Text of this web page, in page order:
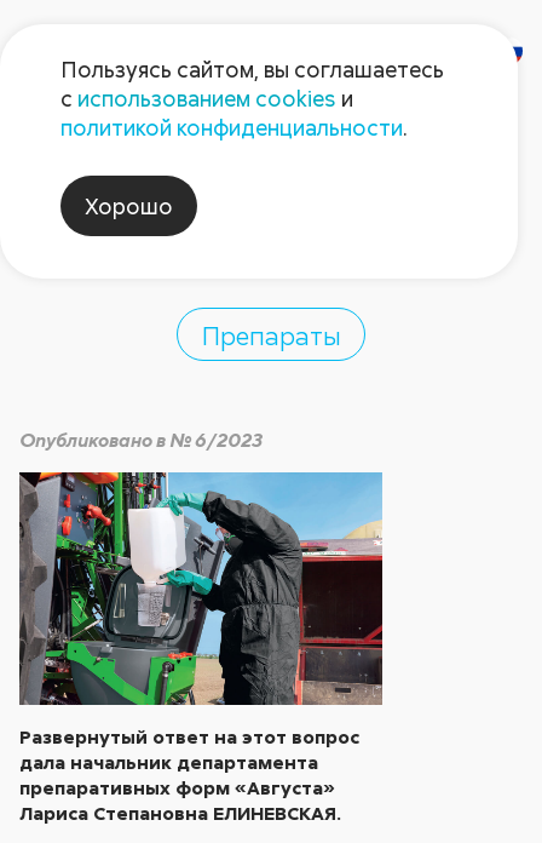
Как работать с
препаративными
формами?
Препараты
Опубликовано в № 6/2023
Развернутый ответ на этот вопрос
дала начальник департамента
препаративных форм «Августа»
Лариса Степановна ЕЛИНЕВСКАЯ.
Пользуясь сайтом, вы соглашаетесь
с использованием cookies и
политикой конфиденциальности.
Хорошо